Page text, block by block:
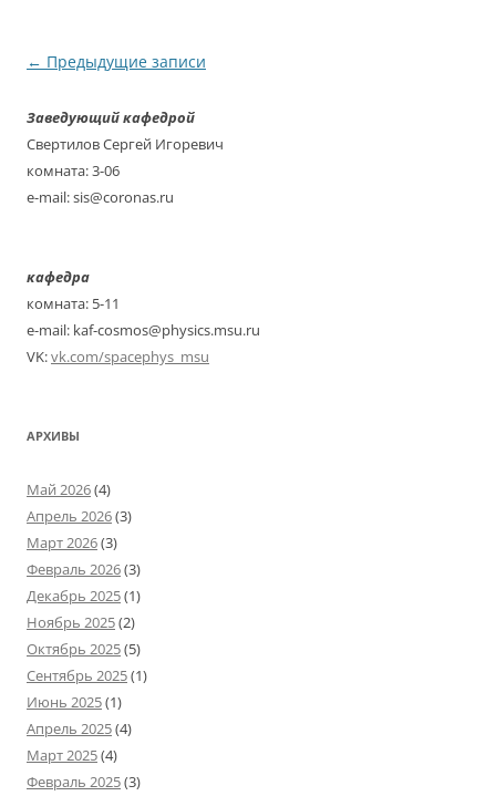
Навигация
записям
← Предыдущие записи
Заведующий кафедрой
Свертилов Сергей Игоревич
комната: 3-06
e-mail: sis@coronas.ru
кафедра
комната: 5-11
e-mail: kaf-cosmos@physics.msu.ru
VK:vk.com/spacephys_msu
АРХИВЫ
Май 2026(4)
Апрель 2026(3)
Март 2026(3)
Февраль 2026(3)
Декабрь 2025(1)
Ноябрь 2025(2)
Октябрь 2025(5)
Сентябрь 2025(1)
Июнь 2025(1)
Апрель 2025(4)
Март 2025(4)
Февраль 2025(3)